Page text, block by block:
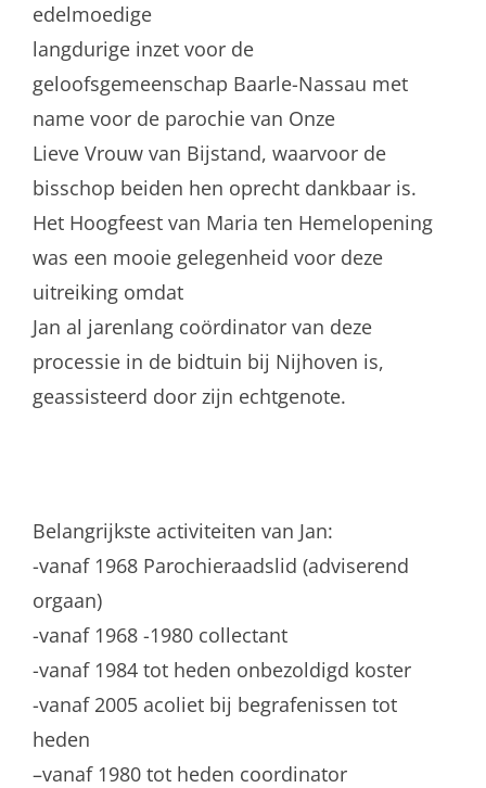
edelmoedige
langdurige inzet voor de
geloofsgemeenschap Baarle-Nassau met
name voor de parochie van Onze
Lieve Vrouw van Bijstand, waarvoor de
bisschop beiden hen oprecht dankbaar is.
Het Hoogfeest van Maria ten Hemelopening
was een mooie gelegenheid voor deze
uitreiking omdat
Jan al jarenlang coördinator van deze
processie in de bidtuin bij Nijhoven is,
geassisteerd door zijn echtgenote.
Belangrijkste activiteiten van Jan:
-vanaf 1968 Parochieraadslid (adviserend
orgaan)
-vanaf 1968 -1980 collectant
-vanaf 1984 tot heden onbezoldigd koster
-vanaf 2005 acoliet bij begrafenissen tot
heden
–vanaf 1980 tot heden coordinator